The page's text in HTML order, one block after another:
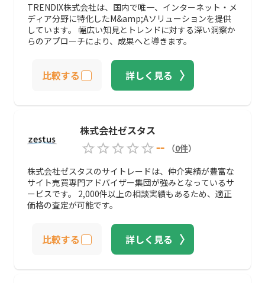
TRENDIX株式会社は、国内で唯一、インターネット・メ
ディア分野に特化したM&amp;Aソリューションを提供
しています。 幅広い知見とトレンドに対する深い洞察か
らのアプローチにより、成果へと導きます。
比較する 詳しく見る
株式会社ゼスタス
--
（0件）
株式会社ゼスタスのサイトレードは、仲介実績が豊富な
サイト売買専門アドバイザー集団が強みとなっているサ
ービスです。 2,000件以上の相談実績もあるため、適正
価格の査定が可能です。
比較する 詳しく見る